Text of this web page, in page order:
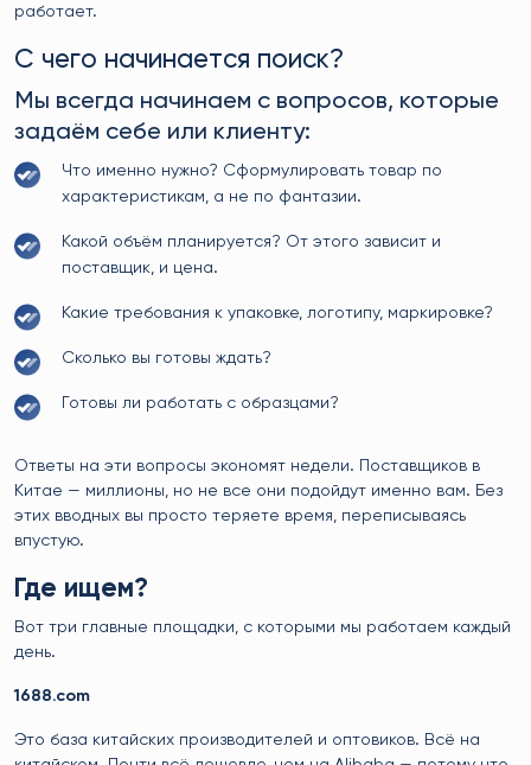
работает.
С чего начинается поиск?
Мы всегда начинаем с вопросов, которые
задаём себе или клиенту:
Что именно нужно? Сформулировать товар по
характеристикам, а не по фантазии.
Какой объём планируется? От этого зависит и
поставщик, и цена.
Какие требования к упаковке, логотипу, маркировке?
Сколько вы готовы ждать?
Готовы ли работать с образцами?
Ответы на эти вопросы экономят недели. Поставщиков в
Китае — миллионы, но не все они подойдут именно вам. Без
этих вводных вы просто теряете время, переписываясь
впустую.
Где ищем?
Вот три главные площадки, с которыми мы работаем каждый
день.
1688.com
Это база китайских производителей и оптовиков. Всё на